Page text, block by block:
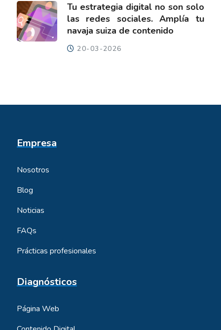
Tu estrategia digital no son solo
las redes sociales. Amplía tu
navaja suiza de contenido
20-03-2026
Empresa
Nosotros
Blog
Noticias
FAQs
Prácticas profesionales
Diagnósticos
Página Web